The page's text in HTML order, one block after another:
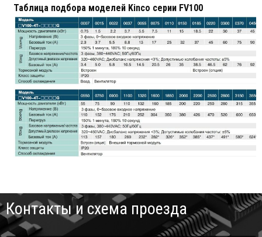
Таблица подбора моделей Kinco серии FV100
Контакты и схема проезда